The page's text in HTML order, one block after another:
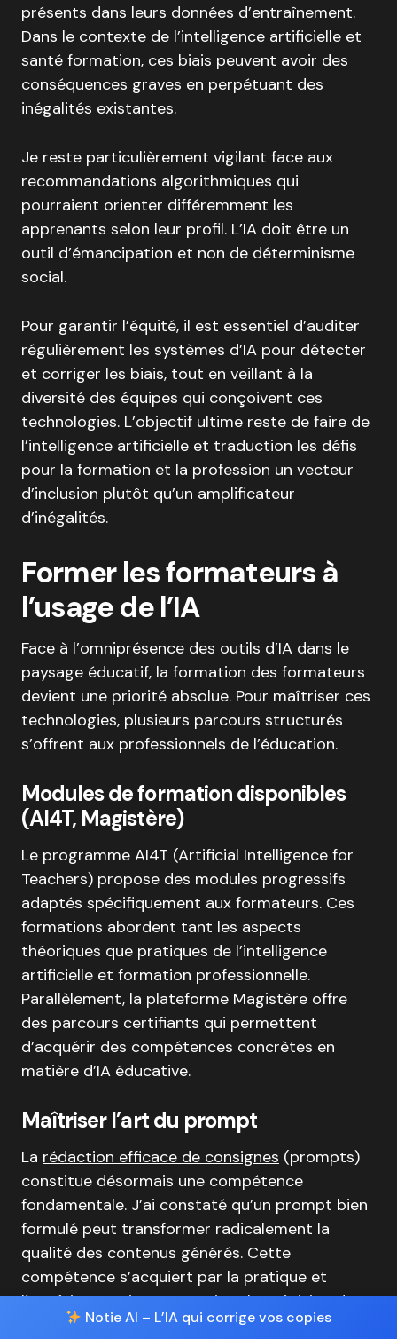
présents dans leurs données d’entraînement.
Dans le contexte de l’intelligence artificielle et
santé formation, ces biais peuvent avoir des
conséquences graves en perpétuant des
inégalités existantes.
Je reste particulièrement vigilant face aux
recommandations algorithmiques qui
pourraient orienter différemment les
apprenants selon leur profil. L’IA doit être un
outil d’émancipation et non de déterminisme
social.
Pour garantir l’équité, il est essentiel d’auditer
régulièrement les systèmes d’IA pour détecter
et corriger les biais, tout en veillant à la
diversité des équipes qui conçoivent ces
technologies. L’objectif ultime reste de faire de
l’intelligence artificielle et traduction les défis
pour la formation et la profession un vecteur
d’inclusion plutôt qu’un amplificateur
d’inégalités.
Former les formateurs à
l’usage de l’IA
Face à l’omniprésence des outils d’IA dans le
paysage éducatif, la formation des formateurs
devient une priorité absolue. Pour maîtriser ces
technologies, plusieurs parcours structurés
s’offrent aux professionnels de l’éducation.
Modules de formation disponibles
(AI4T, Magistère)
Le programme AI4T (Artificial Intelligence for
Teachers) propose des modules progressifs
adaptés spécifiquement aux formateurs. Ces
formations abordent tant les aspects
théoriques que pratiques de l’intelligence
artificielle et formation professionnelle.
Parallèlement, la plateforme Magistère offre
des parcours certifiants qui permettent
d’acquérir des compétences concrètes en
matière d’IA éducative.
Maîtriser l’art du prompt
La rédaction efficace de consignes (prompts)
constitue désormais une compétence
fondamentale. J’ai constaté qu’un prompt bien
formulé peut transformer radicalement la
qualité des contenus générés. Cette
compétence s’acquiert par la pratique et
l’expérimentation – en variant la précision des
instructions, le ton demandé et le format
Notie AI – L’IA qui corrige vos copies